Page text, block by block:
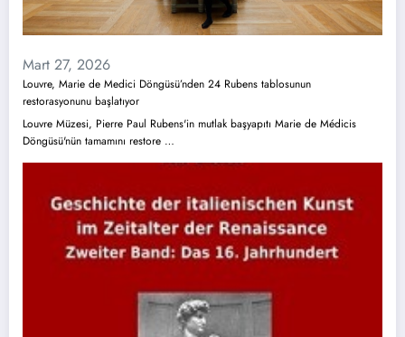
Mart 27, 2026
Louvre, Marie de Medici Döngüsü’nden 24 Rubens tablosunun
restorasyonunu başlatıyor
Louvre Müzesi, Pierre Paul Rubens'in mutlak başyapıtı Marie de Médicis
Döngüsü'nün tamamını restore …